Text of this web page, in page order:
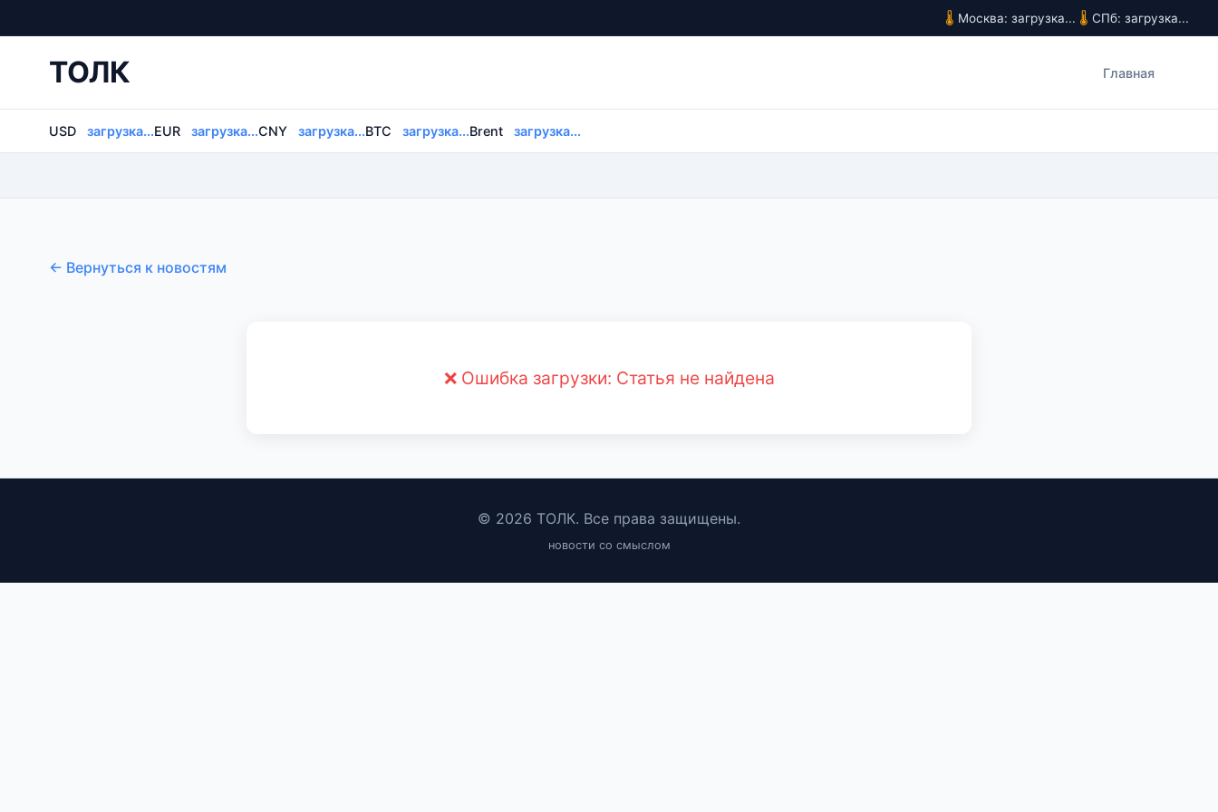
Москва: загрузка... СПб: загрузка...
ТОЛК Главная
USD загрузка...EUR загрузка...CNY загрузка...BTC загрузка...Brent загрузка...
← Вернуться к новостям
❌ Ошибка загрузки: Статья не найдена
© 2026 ТОЛК. Все права защищены.
новости со смыслом